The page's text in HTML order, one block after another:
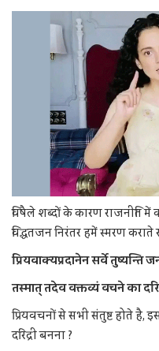
विषैले शब्दों के कारण राजनीति
विद्धतजन निरंतर हमें स्मरण कराते
प्रियवाक्यप्रदानेन सर्वे तुष्यन्ति
तस्मात् तदेव वक्तव्यं वचने का
प्रियवचनों से सभी संतुष्ट होते है,
दरिद्री बनना ?